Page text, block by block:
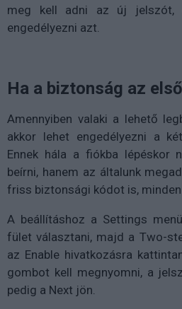
meg kell adni az új jelszót,
engedélyezni azt.
Ha a biztonság az első
Amennyiben valaki a lehető
akkor lehet engedélyezni a
Ennek hála a fiókba lépéskor
beírni, hanem az általunk
friss biztonsági kódot is, minden
A beállításhoz a Settings
fület választani, majd a Two-
az Enable hivatkozásra
gombot kell megnyomni, a
pedig a Next jön.